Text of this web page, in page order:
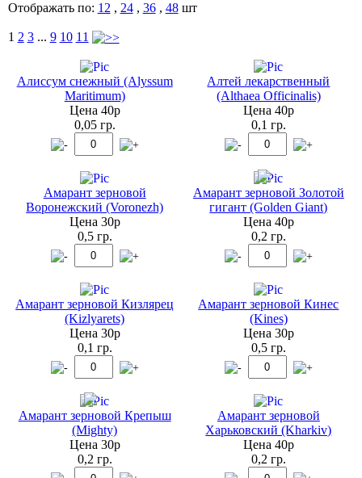
Отображать по: 12 , 24, 36, 48шт
1 2 3 ... 9 10 11
Алиссум снежный (Alyssum
Maritimum)
Цена 40р
0,05 гр.
Алтей лекарственный
(Althaea Officinalis)
Цена 40р
0,1 гр.
Амарант зерновой
Воронежский (Voronezh)
Цена 30р
0,5 гр.
Амарант зерновой Золотой
гигант (Golden Giant)
Цена 40р
0,2 гр.
Амарант зерновой Кизлярец
(Kizlyarets)
Цена 30р
0,1 гр.
Амарант зерновой Кинес
(Kines)
Цена 30р
0,5 гр.
Амарант зерновой Крепыш
(Mighty)
Цена 30р
0,2 гр.
Амарант зерновой
Харьковский (Kharkiv)
Цена 40р
0,2 гр.